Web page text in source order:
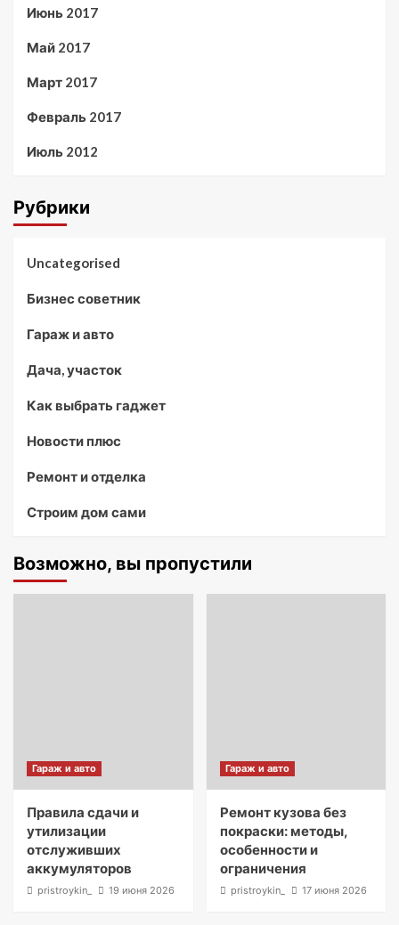
Июнь 2017
Май 2017
Март 2017
Февраль 2017
Июль 2012
Рубрики
Uncategorised
Бизнес советник
Гараж и авто
Дача, участок
Как выбрать гаджет
Новости плюс
Ремонт и отделка
Строим дом сами
Возможно, вы пропустили
Гараж и авто
Правила сдачи и
утилизации
отслуживших
аккумуляторов
pristroykin_ 19 июня 2026
Гараж и авто
Ремонт кузова без
покраски: методы,
особенности и
ограничения
pristroykin_ 17 июня 2026